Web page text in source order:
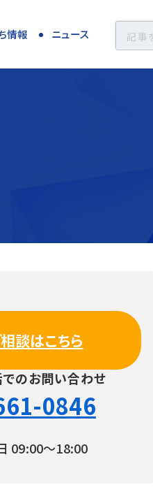
情報 ニュース
談はこちら
でのお問い合わせ
0846
09:00〜18:00